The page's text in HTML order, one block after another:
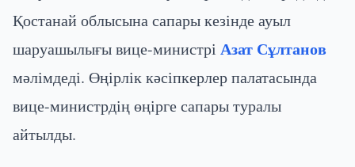
Қостанай облысына сапары кезінде ауыл
шаруашылығы вице-министрі Азат Сұлтанов
мәлімдеді. Өңірлік кәсіпкерлер палатасында
вице-министрдің өңірге сапары туралы
айтылды.